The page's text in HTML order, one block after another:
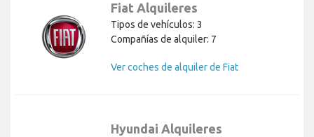
Fiat Alquileres
Tipos de vehículos: 3
Compañías de alquiler: 7
Ver coches de alquiler de Fiat
Hyundai Alquileres